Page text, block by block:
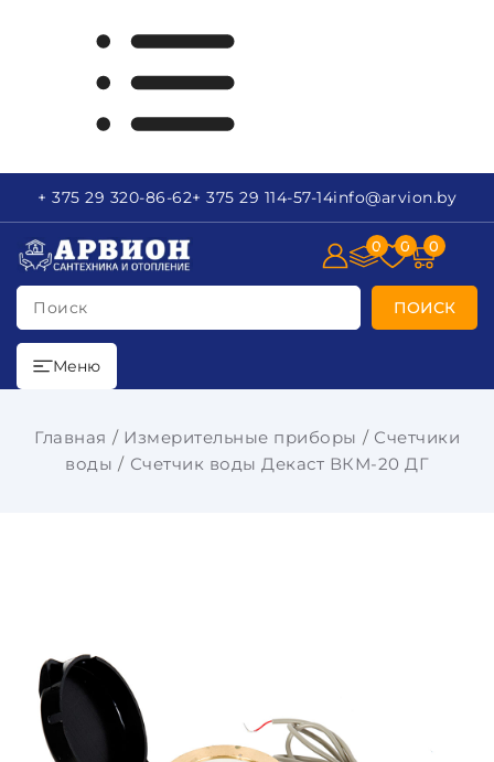
+ 375 29 320-86-62+ 375 29 114-57-14info@arvion.by
Поиск ПОИСК
0 0 0
Меню
Главная Измерительные приборы
Счетчики
воды
Счетчик воды Декаст ВКМ-20 ДГ